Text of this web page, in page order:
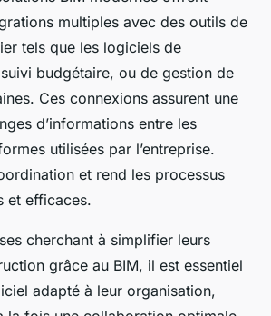
multiples avec des outils de
tels que les logiciels de
budgétaire, ou de gestion de
Ces connexions assurent une
d’informations entre les
utilisées par l’entreprise.
et rend les processus
et efficaces.
cherchant à simplifier leurs
grâce au BIM, il est essentiel
adapté à leur organisation,